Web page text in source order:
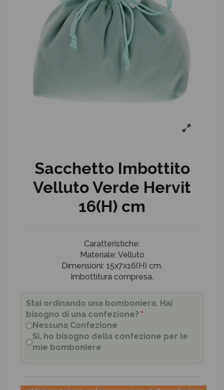
Sacchetto Imbottito
Velluto Verde Hervit
16(H) cm
Caratteristiche:
Materiale: Velluto
Dimensioni: 15x7x16(H) cm.
Imbottitura compresa.
Stai ordinando una bomboniera. Hai
bisogno di una confezione? *
Nessuna Confezione
Si, ho bisogno della confezione per le
mie bomboniere